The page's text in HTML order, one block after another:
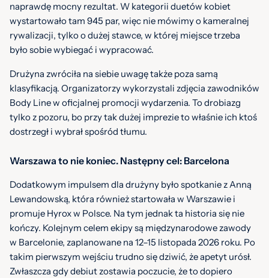
naprawdę mocny rezultat. W kategorii duetów kobiet
wystartowało tam 945 par, więc nie mówimy o kameralnej
rywalizacji, tylko o dużej stawce, w której miejsce trzeba
było sobie wybiegać i wypracować.
Drużyna zwróciła na siebie uwagę także poza samą
klasyfikacją. Organizatorzy wykorzystali zdjęcia zawodników
Body Line w oficjalnej promocji wydarzenia. To drobiazg
tylko z pozoru, bo przy tak dużej imprezie to właśnie ich ktoś
dostrzegł i wybrał spośród tłumu.
Warszawa to nie koniec. Następny cel: Barcelona
Dodatkowym impulsem dla drużyny było spotkanie z Anną
Lewandowską, która również startowała w Warszawie i
promuje Hyrox w Polsce. Na tym jednak ta historia się nie
kończy. Kolejnym celem ekipy są międzynarodowe zawody
w Barcelonie, zaplanowane na 12–15 listopada 2026 roku. Po
takim pierwszym wejściu trudno się dziwić, że apetyt urósł.
Zwłaszcza gdy debiut zostawia poczucie, że to dopiero